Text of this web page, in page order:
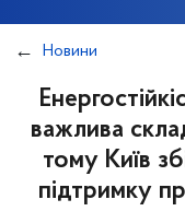
Новини
важлива
тому Київ
підтримку